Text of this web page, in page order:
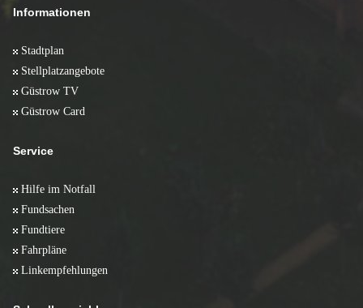
Informationen
Stadtplan
Stellplatzangebote
Güstrow TV
Güstrow Card
Service
Hilfe im Notfall
Fundsachen
Fundtiere
Fahrpläne
Linkempfehlungen